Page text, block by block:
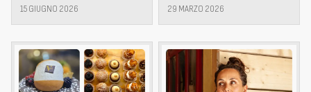
15 GIUGNO 2026 29 MARZO 2026